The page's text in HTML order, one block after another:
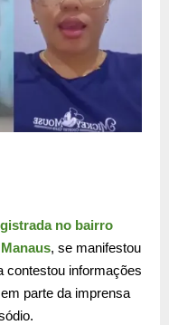
no bairro
, se manifestou
contestou informações
parte da imprensa